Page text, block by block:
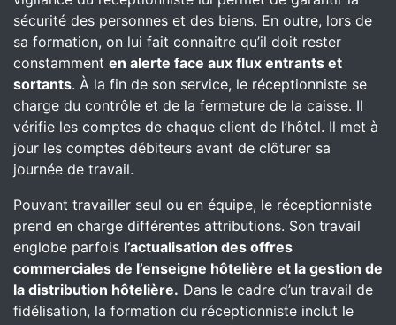
sécurité des personnes et des biens. En outre, lors de
sa formation, on lui fait connaitre qu’il doit rester
constamment en alerte face aux flux entrants et
sortants. À la fin de son service, le réceptionniste se
charge du contrôle et de la fermeture de la caisse. Il
vérifie les comptes de chaque client de l’hôtel. Il met à
jour les comptes débiteurs avant de clôturer sa
journée de travail.
Pouvant travailler seul ou en équipe, le réceptionniste
prend en charge différentes attributions. Son travail
englobe parfois l’actualisation des offres
commerciales de l’enseigne hôtelière et la gestion de
la distribution hôtelière. Dans le cadre d’un travail de
fidélisation, la formation du réceptionniste inclut le